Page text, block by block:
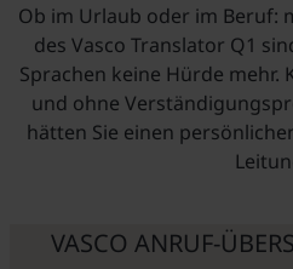
Ob im Urlaub oder im Beruf:
des Vasco Translator Q1
Sprachen keine Hürde mehr.
und ohne
hätten Sie einen
VASCO ANRUF-